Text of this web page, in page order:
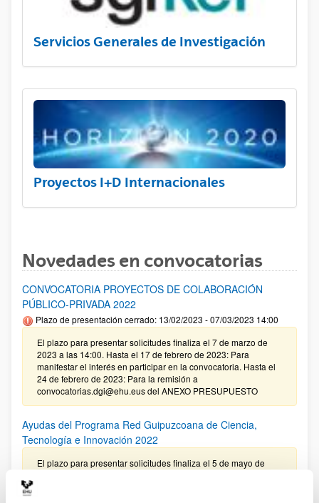
Servicios Generales de Investigación
Proyectos I+D Internacionales
Novedades en convocatorias
CONVOCATORIA PROYECTOS DE COLABORACIÓN
PÚBLICO-PRIVADA 2022
Plazo de presentación cerrado: 13/02/2023 - 07/03/2023 14:00
El plazo para presentar solicitudes finaliza el 7 de marzo de
2023 a las 14:00. Hasta el 17 de febrero de 2023: Para
manifestar el interés en participar en la convocatoria. Hasta el
24 de febrero de 2023: Para la remisión a
convocatorias.dgi@ehu.eus del ANEXO PRESUPUESTO
Ayudas del Programa Red Guipuzcoana de Ciencia,
Tecnología e Innovación 2022
El plazo para presentar solicitudes finaliza el 5 de mayo de